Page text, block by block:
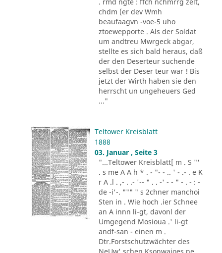
chdm (er dev Wmh
beaufaagvn -voe-5 uho
ztoewepporte . Als der Soldat
um andtreu Mwrgeck abgar,
stellte es sich bald heraus, daß
der den Deserteur suchende
selbst der Deser teur war ! Bis
jetzt der Wirth haben sie den
herrscht un ungeheuers Ged
..."
Teltower Kreisblatt
1888
03. Januar , Seite 3
"...Teltower Kreisblatt[ m . S "'
. s me A A h * . - "- - .. ' - .- . e K
r A .l . ,- . .- '-- " . . -' - - " - . - : -
de -i'-. """ " s 2chner manchoi
Sten in . Wie hoch .ier Schnee
an A innn li-gt, davonl der
Umgegend Mosioua .' li-gt
andf-san - einen m .
Dtr.Forstschutzwächter des